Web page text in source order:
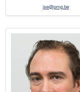
jse@pmg.be